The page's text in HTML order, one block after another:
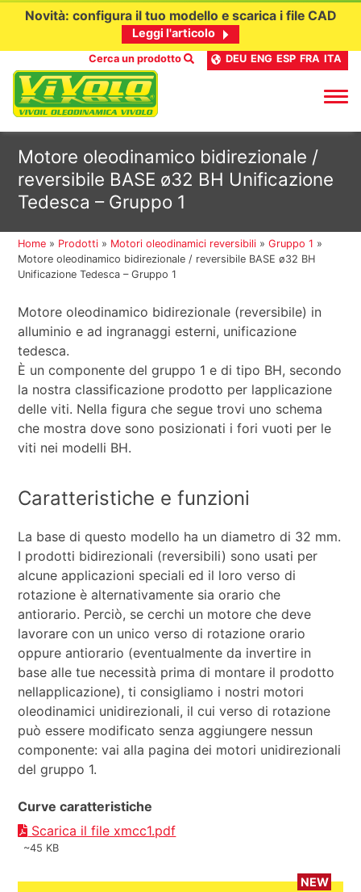
contenuto
Novità: configura il tuo modello e scarica i file CAD
Leggi l'articolo
Cerca un prodotto DEU ENG ESP FRA ITA
Motore oleodinamico bidirezionale /
reversibile BASE ø32 BH Unificazione
Tedesca – Gruppo 1
Home » Prodotti » Motori oleodinamici reversibili »Gruppo 1 »
Motore oleodinamico bidirezionale / reversibile BASE ø32 BH
Unificazione Tedesca – Gruppo 1
Motore oleodinamico bidirezionale (reversibile) in
alluminio e ad ingranaggi esterni, unificazione
tedesca.
È un componente del gruppo 1 e di tipo BH, secondo
la nostra classificazione prodotto per lapplicazione
delle viti. Nella figura che segue trovi uno schema
che mostra dove sono posizionati i fori vuoti per le
viti nei modelli BH.
Caratteristiche e funzioni
La base di questo modello ha un diametro di 32 mm.
I prodotti bidirezionali (reversibili) sono usati per
alcune applicazioni speciali ed il loro verso di
rotazione è alternativamente sia orario che
antiorario. Perciò, se cerchi un motore che deve
lavorare con un unico verso di rotazione orario
oppure antiorario (eventualmente da invertire in
base alle tue necessità prima di montare il prodotto
nellapplicazione), ti consigliamo i nostri motori
oleodinamici unidirezionali, il cui verso di rotazione
può essere modificato senza aggiungere nessun
componente: vai alla pagina dei motori unidirezionali
del gruppo 1.
Curve caratteristiche
Scarica il file xmcc1.pdf
~45 KB
NEW